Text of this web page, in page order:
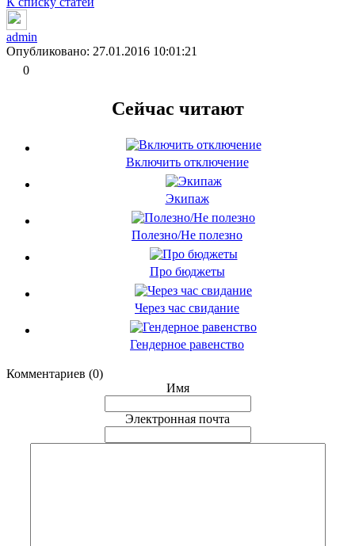
admin
Опубликовано: 27.01.2016 10:01:21
0
Сейчас читают
Включить отключение
Экипаж
Полезно/Не полезно
Про бюджеты
Через час свидание
Гендерное равенство
Комментариев (0)
Имя
Электронная почта